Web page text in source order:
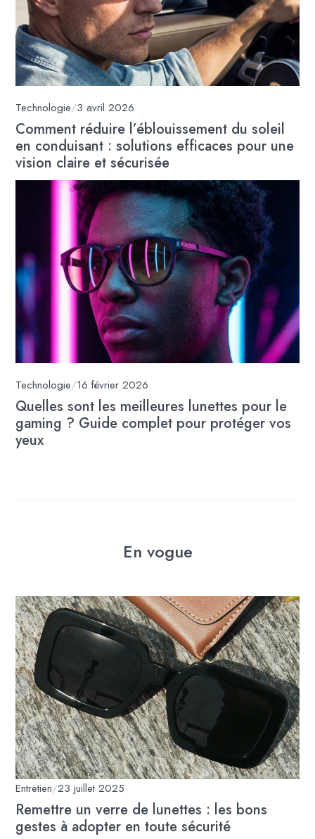
Technologie/3 avril 2026
Comment réduire l’éblouissement du soleil
en conduisant : solutions efficaces pour une
vision claire et sécurisée
Technologie/16 février 2026
Quelles sont les meilleures lunettes pour le
gaming ? Guide complet pour protéger vos
yeux
En vogue
Entretien/23 juillet 2025
Remettre un verre de lunettes : les bons
gestes à adopter en toute sécurité